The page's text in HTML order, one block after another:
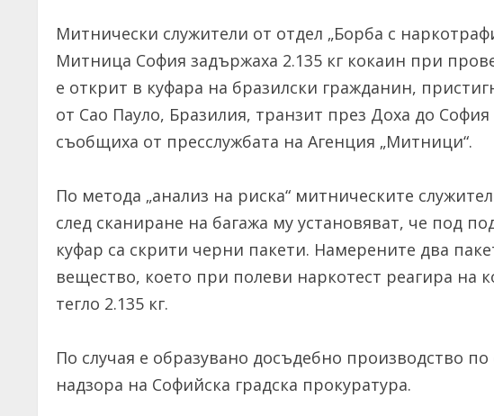
Митнически служители от отдел „Борба с
Митница София задържаха 2.135 кг кокаин при
е открит в куфара на бразилски гражданин,
от Сао Пауло, Бразилия, транзит през Доха до
съобщиха от пресслужбата на Агенция „Митници“.
По метода „анализ на риска“ митническите
след сканиране на багажа му установяват, че под
куфар са скрити черни пакети. Намерените два
вещество, което при полеви наркотест реагира на
тегло 2.135 кг.
По случая е образувано досъдебно производство
надзора на Софийска градска прокуратура.